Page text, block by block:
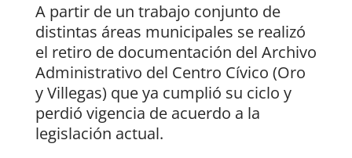
A partir de un trabajo conjunto de
distintas áreas municipales se realizó
el retiro de documentación del Archivo
Administrativo del Centro Cívico (Oro
y Villegas) que ya cumplió su ciclo y
perdió vigencia de acuerdo a la
legislación actual.